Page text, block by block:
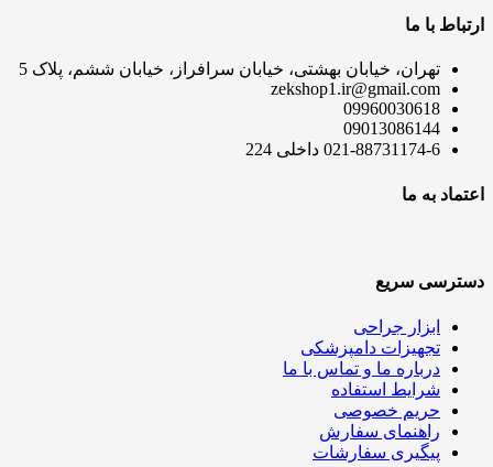
ارتباط با ما
تهران، خیابان بهشتی، خیابان سرافراز، خیابان ششم، پلاک 5
zekshop1.ir@gmail.com
09960030618
09013086144
021-88731174-6 داخلی 224
اعتماد به ما
دسترسی سریع
ابزار جراحی
تجهیزات دامپزشکی
درباره ما و تماس با ما
شرایط استفاده
حریم خصوصی
راهنمای سفارش
پیگیری سفارشات